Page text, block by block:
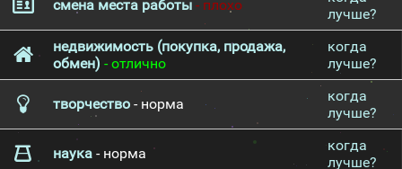
смена места работы - плохо
лучше?
недвижимость (покупка, продажа,
обмен) - отлично
когда
лучше?
творчество - норма
когда
лучше?
наука - норма
когда
лучше?